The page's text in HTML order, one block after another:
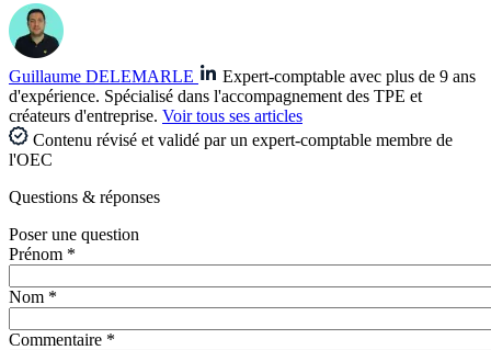
Guillaume DELEMARLE
Expert-comptable avec plus de 9 ans
d'expérience. Spécialisé dans l'accompagnement des TPE et
créateurs d'entreprise. Voir tous ses articles
Contenu révisé et validé par un expert-comptable membre de
l'OEC
Questions & réponses
Poser une question
Prénom *
Nom *
Commentaire *